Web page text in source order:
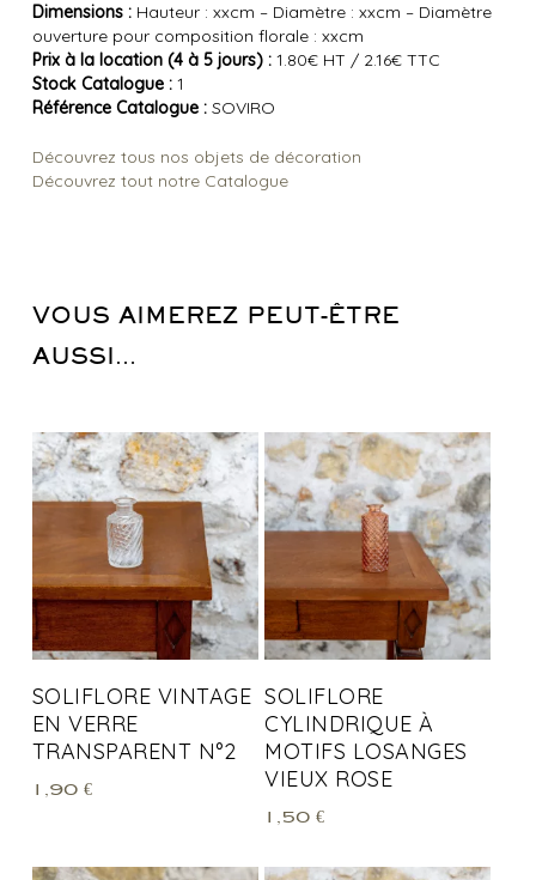
Dimensions :Hauteur : xxcm – Diamètre : xxcm – Diamètre
ouverture pour composition florale : xxcm
Prix à la location (4 à 5 jours) :1.80€ HT / 2.16€ TTC
Stock Catalogue :1
Référence Catalogue :SOVIRO
Découvrez tous nos objets de décoration
Découvrez tout notre Catalogue
VOUS AIMEREZ PEUT-ÊTRE
AUSSI…
SOLIFLORE VINTAGE
EN VERRE
TRANSPARENT N°2
1,90 €
SOLIFLORE
CYLINDRIQUE À
MOTIFS LOSANGES
VIEUX ROSE
1,50€